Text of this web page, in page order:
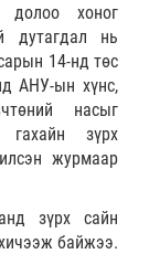
долоо хоног
дутагдал нь
14-нд төс
АНУ-ын хүнс,
насыг
гахайн зүрх
журмаар
зүрх сайн
байжээ.